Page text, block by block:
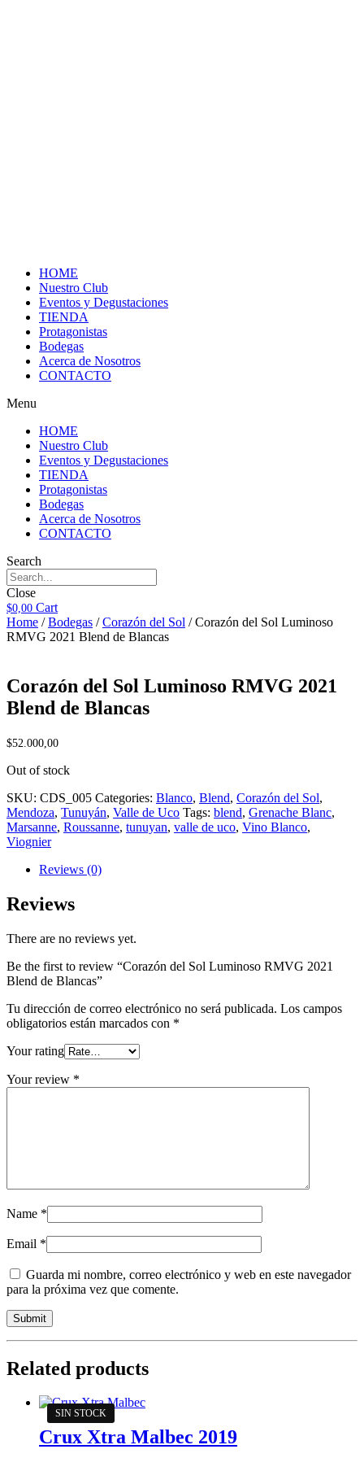
HOME
Nuestro Club
Eventos y Degustaciones
TIENDA
Protagonistas
Bodegas
Acerca de Nosotros
CONTACTO
Menu
HOME
Nuestro Club
Eventos y Degustaciones
TIENDA
Protagonistas
Bodegas
Acerca de Nosotros
CONTACTO
Search
Close
$0,00 Cart
Home /Bodegas /Corazón del Sol / Corazón del Sol Luminoso
RMVG 2021 Blend de Blancas
Corazón del Sol Luminoso RMVG 2021
Blend de Blancas
$52.000,00
Out of stock
SKU: CDS_005 Categories: Blanco, Blend, Corazón del Sol,
Mendoza, Tunuyán, Valle de Uco Tags: blend, Grenache Blanc,
Marsanne, Roussanne, tunuyan, valle de uco, Vino Blanco,
Viognier
Reviews (0)
Reviews
There are no reviews yet.
Be the first to review “Corazón del Sol Luminoso RMVG 2021
Blend de Blancas”
Tu dirección de correo electrónico no será publicada. Los campos
obligatorios están marcados con *
Your rating
Your review *
Name *
Email *
Guarda mi nombre, correo electrónico y web en este navegador
para la próxima vez que comente.
Related products
Crux Xtra Malbec 2019